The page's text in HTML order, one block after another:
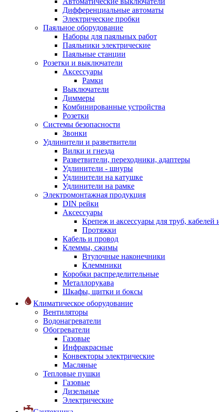
Дифференциальные автоматы
Электрические пробки
Паяльное оборудование
Наборы для паяльных работ
Паяльники электрические
Паяльные станции
Розетки и выключатели
Аксессуары
Рамки
Выключатели
Диммеры
Комбинированные устройства
Розетки
Системы безопасности
Звонки
Удлинители и разветвители
Вилки и гнезда
Разветвители, переходники, адаптеры
Удлинители - шнуры
Удлинители на катушке
Удлинители на рамке
Электромонтажная продукция
DIN рейки
Аксессуары
Крепеж и аксессуары для труб, кабелей
Протяжки
Кабель и провод
Клеммы, сжимы
Втулочные наконечники
Клеммники
Коробки распределительные
Металлорукава
Шкафы, щитки и боксы
Климатическое оборудование
Вентиляторы
Водонагреватели
Обогреватели
Газовые
Инфракрасные
Конвекторы электрические
Масляные
Тепловые пушки
Газовые
Дизельные
Электрические